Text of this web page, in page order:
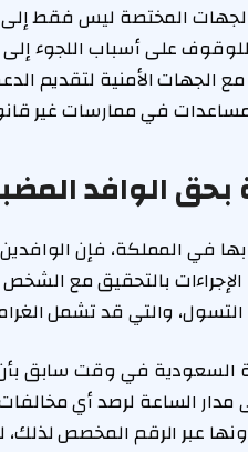
المختصة ليس فقط إلى
للوقوف على أسباب اللجوء
الجهات الأمنية لتقديم
في ممارسات غير
بحق الوافد
في المملكة، فإن
الإجراءات بالتحقيق مع
والتي قد تشمل
السعودية في وقت سابق
الساعة لرصد أي
عبر الرقم المخصص لذلك،